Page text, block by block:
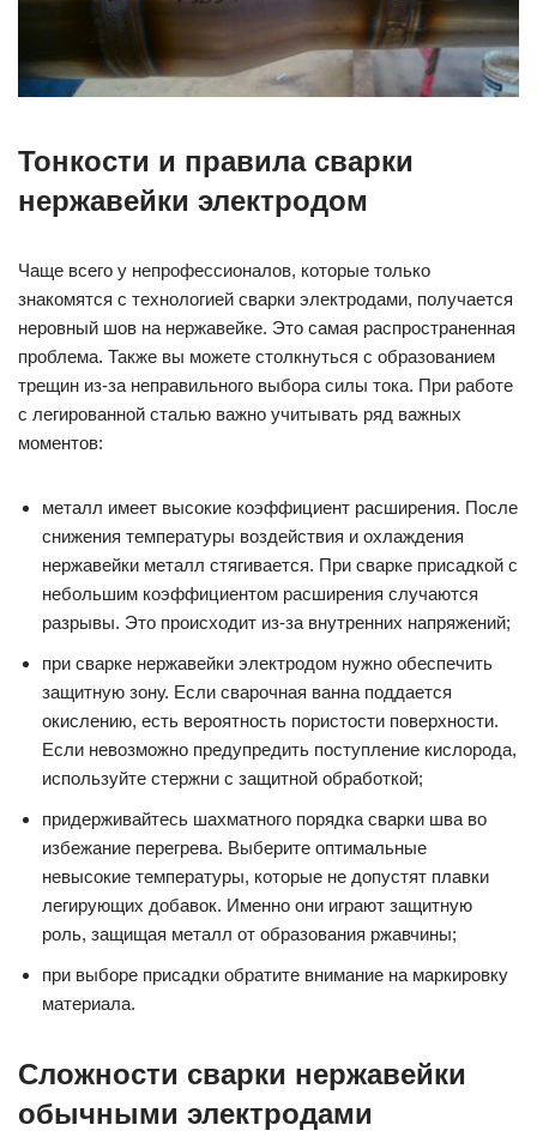
Тонкости и правила сварки
нержавейки электродом
Чаще всего у непрофессионалов, которые только
знакомятся с технологией сварки электродами, получается
неровный шов на нержавейке. Это самая распространенная
проблема. Также вы можете столкнуться с образованием
трещин из-за неправильного выбора силы тока. При работе
с легированной сталью важно учитывать ряд важных
моментов:
металл имеет высокие коэффициент расширения. После
снижения температуры воздействия и охлаждения
нержавейки металл стягивается. При сварке присадкой с
небольшим коэффициентом расширения случаются
разрывы. Это происходит из-за внутренних напряжений;
при сварке нержавейки электродом нужно обеспечить
защитную зону. Если сварочная ванна поддается
окислению, есть вероятность пористости поверхности.
Если невозможно предупредить поступление кислорода,
используйте стержни с защитной обработкой;
придерживайтесь шахматного порядка сварки шва во
избежание перегрева. Выберите оптимальные
невысокие температуры, которые не допустят плавки
легирующих добавок. Именно они играют защитную
роль, защищая металл от образования ржавчины;
при выборе присадки обратите внимание на маркировку
материала.
Сложности сварки нержавейки
обычными электродами